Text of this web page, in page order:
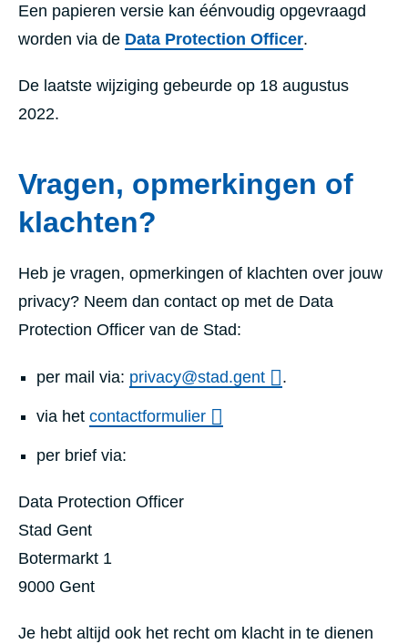
Een papieren versie kan éénvoudig opgevraagd
worden via de Data Protection Officer.
De laatste wijziging gebeurde op 18 augustus
2022.
Vragen, opmerkingen of
klachten?
Heb je vragen, opmerkingen of klachten over jouw
privacy? Neem dan contact op met de Data
Protection Officer van de Stad:
per mail via: privacy@stad.gent .
via het contactformulier
per brief via:
Data Protection Officer
Stad Gent
Botermarkt 1
9000 Gent
Je hebt altijd ook het recht om klacht in te dienen